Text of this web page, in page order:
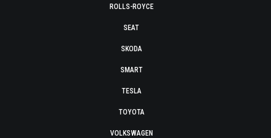
ROLLS-ROYCE
SEAT
SKODA
SMART
TESLA
TOYOTA
VOLKSWAGEN